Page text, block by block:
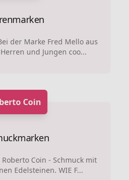
der Marke Fred Mello aus
und Jungen coo...
Coin
Coin - Schmuck mit
Edelsteinen. WIE F...